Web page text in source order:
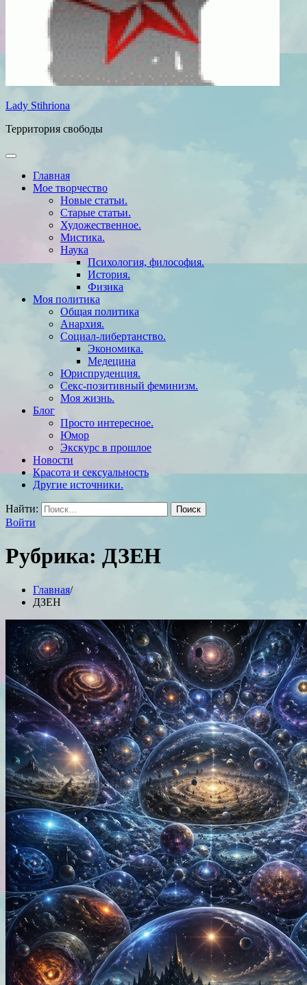
Lady Stihriona
Территория свободы
Главная
Мое творчество
Новые статьи.
Старые статьи.
Художественное.
Мистика.
Наука
Психология, философия.
История.
Физика
Моя политика
Общая политика
Анархия.
Социал-либертанство.
Экономика.
Медецина
Юриспруденция.
Секс-позитивный феминизм.
Моя жизнь.
Блог
Просто интересное.
Юмор
Экскурс в прошлое
Новости
Красота и сексуальность
Другие источники.
Найти:
Войти
Рубрика: ДЗЕН
Главная
ДЗЕН